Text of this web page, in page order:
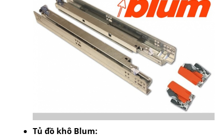
Tủ đồ khô Blum: